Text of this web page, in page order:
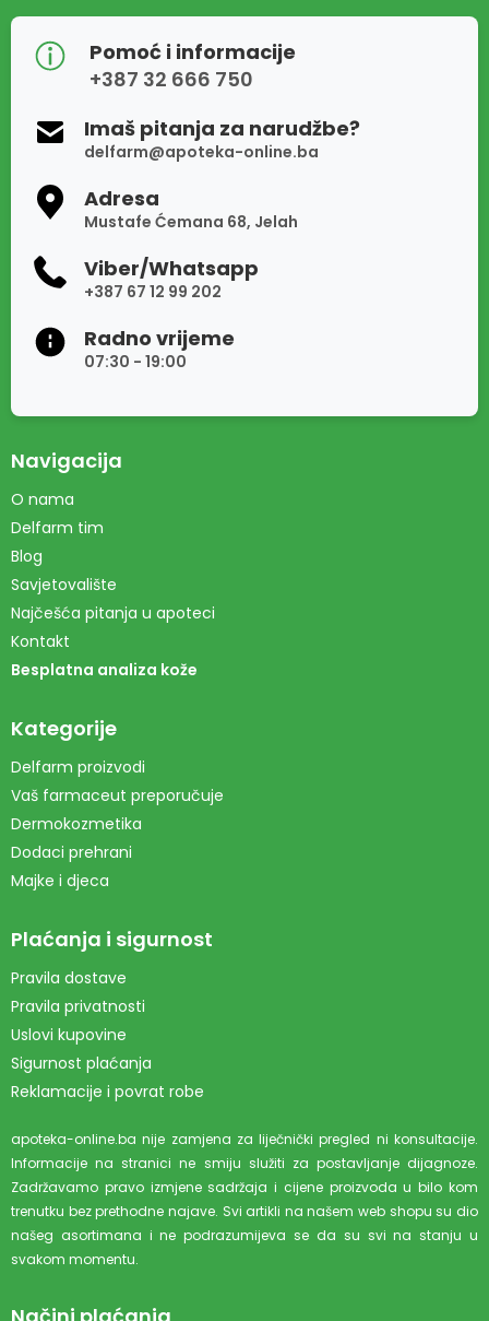
Pomoć i informacije
+387 32 666 750
Imaš pitanja za narudžbe?
delfarm@apoteka-online.ba
Adresa
Mustafe Ćemana 68, Jelah
Viber/Whatsapp
+387 67 12 99 202
Radno vrijeme
07:30 - 19:00
Navigacija
O nama
Delfarm tim
Blog
Savjetovalište
Najčešća pitanja u apoteci
Kontakt
Besplatna analiza kože
Kategorije
Delfarm proizvodi
Vaš farmaceut preporučuje
Dermokozmetika
Dodaci prehrani
Majke i djeca
Plaćanja i sigurnost
Pravila dostave
Pravila privatnosti
Uslovi kupovine
Sigurnost plaćanja
Reklamacije i povrat robe
apoteka-online.ba nije zamjena za liječnički pregled ni konsultacije.
Informacije na stranici ne smiju služiti za postavljanje dijagnoze.
Zadržavamo pravo izmjene sadržaja i cijene proizvoda u bilo kom
trenutku bez prethodne najave. Svi artikli na našem web shopu su dio
našeg asortimana i ne podrazumijeva se da su svi na stanju u
svakom momentu.